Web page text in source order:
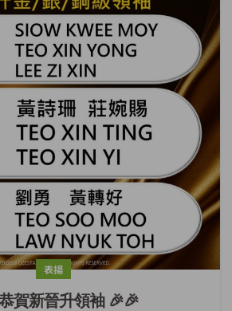
表揚
賀新晉升領袖 🎉🎉